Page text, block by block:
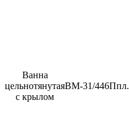
Ванна
цельнотянутая
с крылом
ВМ-31/446Ппл.